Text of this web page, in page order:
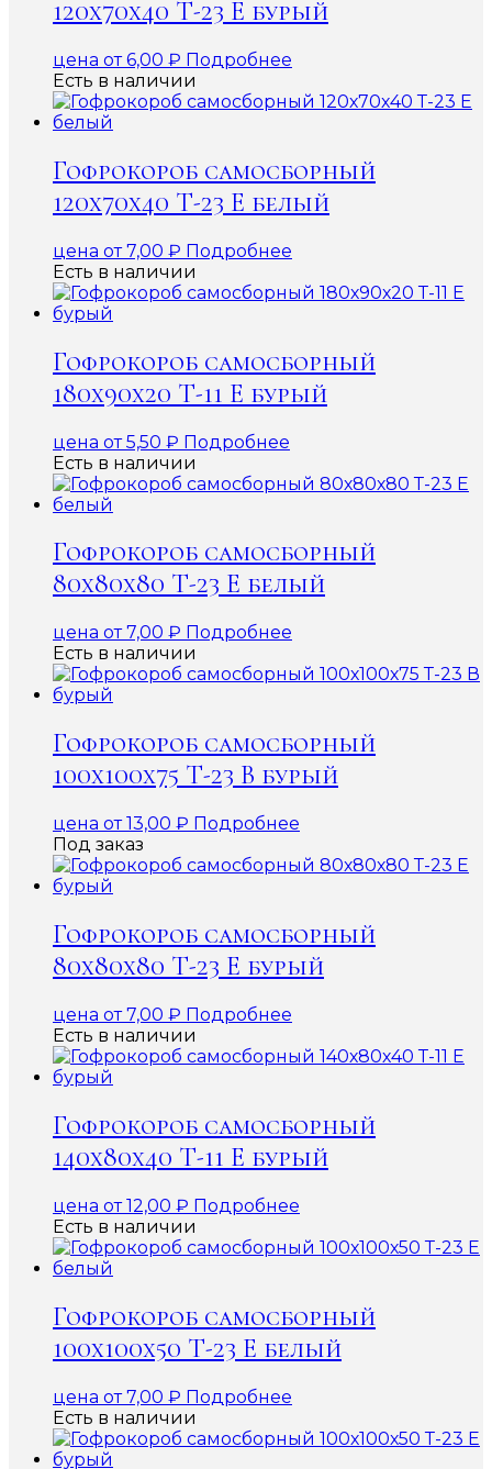
120х70х40 Т-23 Е бурый
цена от6,00 ₽ Подробнее
Есть в наличии
Гофрокороб самосборный
120х70х40 Т-23 Е белый
цена от7,00 ₽ Подробнее
Есть в наличии
Гофрокороб самосборный
180х90х20 Т-11 Е бурый
цена от5,50 ₽ Подробнее
Есть в наличии
Гофрокороб самосборный
80х80х80 Т-23 Е белый
цена от7,00 ₽ Подробнее
Есть в наличии
Гофрокороб самосборный
100х100х75 Т-23 В бурый
цена от13,00 ₽ Подробнее
Под заказ
Гофрокороб самосборный
80х80х80 Т-23 Е бурый
цена от7,00 ₽ Подробнее
Есть в наличии
Гофрокороб самосборный
140х80х40 Т-11 Е бурый
цена от12,00 ₽ Подробнее
Есть в наличии
Гофрокороб самосборный
100х100х50 Т-23 Е белый
цена от7,00 ₽ Подробнее
Есть в наличии